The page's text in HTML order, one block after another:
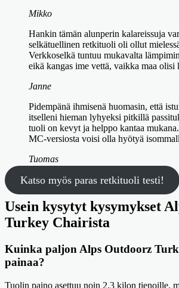
Mikko
Hankin tämän alunperin kalareissuja
selkätuellinen retkituoli oli ollut
Verkkoselkä tuntuu mukavalta
eikä kangas ime vettä, vaikka maa olisi
Janne
Pidempänä ihmisenä huomasin, että
itselleni hieman lyhyeksi pitkillä
tuoli on kevyt ja helppo kantaa
MC-versiosta voisi olla hyötyä
Tuomas
Katso myös paras retkituoli testi!
Usein kysytyt kysymykset
Turkey Chairista
Kuinka paljon Alps Outdoorz
painaa?
Tuolin paino asettuu noin 2,3 kilon tienoille,